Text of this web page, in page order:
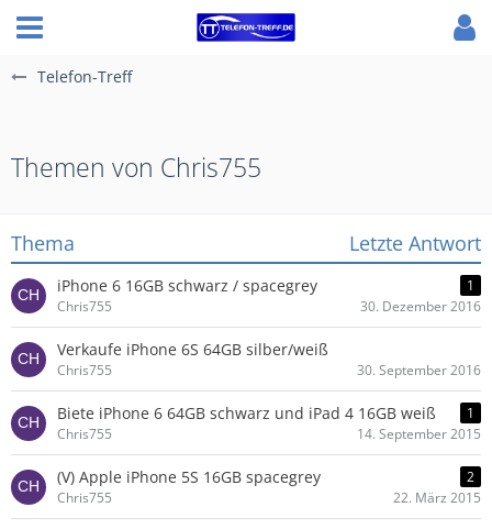
Telefon-Treff
Themen von Chris755
Thema Letzte Antwort
iPhone 6 16GB schwarz / spacegrey
1
Chris755
30. Dezember 2016
Verkaufe iPhone 6S 64GB silber/weiß
Chris755 30. September 2016
Biete iPhone 6 64GB schwarz und iPad 4 16GB weiß
1
Chris755
14. September 2015
(V) Apple iPhone 5S 16GB spacegrey
2
Chris755
22. März 2015